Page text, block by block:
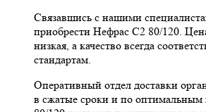
Связавшись с нашими
приобрести Нефрас С2 80/120.
низкая, а качество всегда
стандартам.
Оперативный отдел доставки
в сжатые сроки и по